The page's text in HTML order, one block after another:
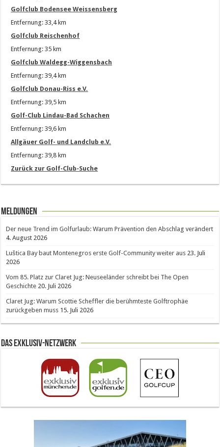
Golfclub Bodensee Weissensberg
Entfernung: 33,4 km
Golfclub Reischenhof
Entfernung: 35 km
Golfclub Waldegg-Wiggensbach
Entfernung: 39,4 km
Golfclub Donau-Riss e.V.
Entfernung: 39,5 km
Golf-Club Lindau-Bad Schachen
Entfernung: 39,6 km
Allgäuer Golf- und Landclub e.V.
Entfernung: 39,8 km
Zurück zur Golf-Club-Suche
Meldungen
Der neue Trend im Golfurlaub: Warum Prävention den Abschlag verändert
4. August 2026
Luštica Bay baut Montenegros erste Golf-Community weiter aus 23. Juli
2026
Vom 85. Platz zur Claret Jug: Neuseeländer schreibt bei The Open
Geschichte 20. Juli 2026
Claret Jug: Warum Scottie Scheffler die berühmteste Golftrophäe
zurückgeben muss 15. Juli 2026
Das Exklusiv-Netzwerk